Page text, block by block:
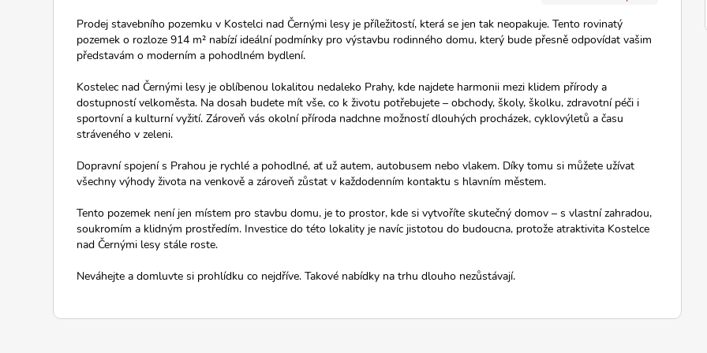
Prodej stavebního pozemku v Kostelci nad Černými lesy je příležitostí, která se jen tak neopakuje. Tento rovinatý
pozemek o rozloze 914 m² nabízí ideální podmínky pro výstavbu rodinného domu, který bude přesně odpovídat vašim
představám o moderním a pohodlném bydlení.
Kostelec nad Černými lesy je oblíbenou lokalitou nedaleko Prahy, kde najdete harmonii mezi klidem přírody a
dostupností velkoměsta. Na dosah budete mít vše, co k životu potřebujete – obchody, školy, školku, zdravotní péči i
sportovní a kulturní vyžití. Zároveň vás okolní příroda nadchne možností dlouhých procházek, cyklovýletů a času
stráveného v zeleni.
Dopravní spojení s Prahou je rychlé a pohodlné, ať už autem, autobusem nebo vlakem. Díky tomu si můžete užívat
všechny výhody života na venkově a zároveň zůstat v každodenním kontaktu s hlavním městem.
Tento pozemek není jen místem pro stavbu domu, je to prostor, kde si vytvoříte skutečný domov – s vlastní zahradou,
soukromím a klidným prostředím. Investice do této lokality je navíc jistotou do budoucna, protože atraktivita Kostelce
nad Černými lesy stále roste.
Neváhejte a domluvte si prohlídku co nejdříve. Takové nabídky na trhu dlouho nezůstávají.